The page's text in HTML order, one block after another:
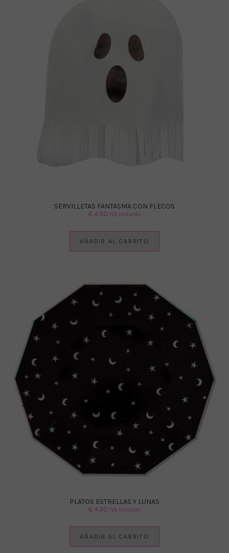
SERVILLETAS FANTASMA CON FLECOS
€4.50 IVA Incluido
AÑADIR AL CARRITO
PLATOS ESTRELLAS Y LUNAS
€4.90 IVA Incluido
AÑADIR AL CARRITO